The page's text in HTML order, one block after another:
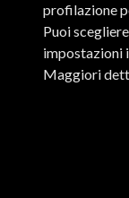
profilazione
Puoi
impostazioni
Maggiori